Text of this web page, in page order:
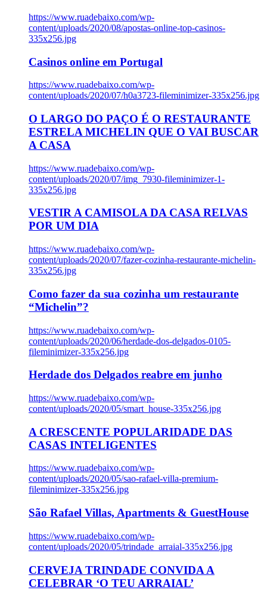
https://www.ruadebaixo.com/wp-
content/uploads/2020/08/apostas-online-top-casinos-
335x256.jpg
Casinos online em Portugal
https://www.ruadebaixo.com/wp-
content/uploads/2020/07/h0a3723-fileminimizer-335x256.jpg
O LARGO DO PAÇO É O RESTAURANTE
ESTRELA MICHELIN QUE O VAI BUSCAR
A CASA
https://www.ruadebaixo.com/wp-
content/uploads/2020/07/img_7930-fileminimizer-1-
335x256.jpg
VESTIR A CAMISOLA DA CASA RELVAS
POR UM DIA
https://www.ruadebaixo.com/wp-
content/uploads/2020/07/fazer-cozinha-restaurante-michelin-
335x256.jpg
Como fazer da sua cozinha um restaurante
“Michelin”?
https://www.ruadebaixo.com/wp-
content/uploads/2020/06/herdade-dos-delgados-0105-
fileminimizer-335x256.jpg
Herdade dos Delgados reabre em junho
https://www.ruadebaixo.com/wp-
content/uploads/2020/05/smart_house-335x256.jpg
A CRESCENTE POPULARIDADE DAS
CASAS INTELIGENTES
https://www.ruadebaixo.com/wp-
content/uploads/2020/05/sao-rafael-villa-premium-
fileminimizer-335x256.jpg
São Rafael Villas, Apartments & GuestHouse
https://www.ruadebaixo.com/wp-
content/uploads/2020/05/trindade_arraial-335x256.jpg
CERVEJA TRINDADE CONVIDA A
CELEBRAR ‘O TEU ARRAIAL’